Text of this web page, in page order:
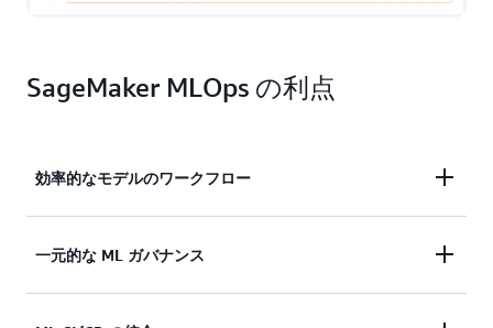
SageMaker MLOps の利点
効率的なモデルのワークフロー
グワークフローを作成
一元的な ML ガバナンス